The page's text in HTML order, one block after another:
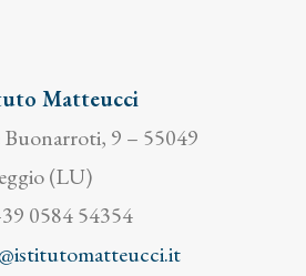
Matteucci
Buonarroti, 9 – 55049
(LU)
0584 54354